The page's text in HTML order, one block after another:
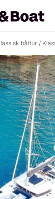
båttur /